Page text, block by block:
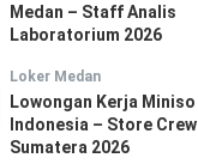
Medan – Staff Analis
Laboratorium 2026
Loker Medan
Lowongan Kerja Miniso
Indonesia – Store Crew
Sumatera 2026